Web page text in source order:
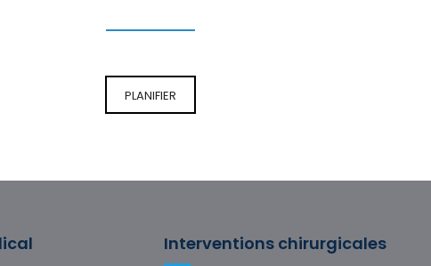
PLANIFIER
Interventions chirurgicales